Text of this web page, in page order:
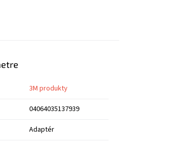
3M produkty
04064035137939
Adaptér